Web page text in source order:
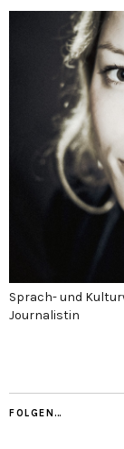
Sprach- und
Journalistin
FOLGEN…